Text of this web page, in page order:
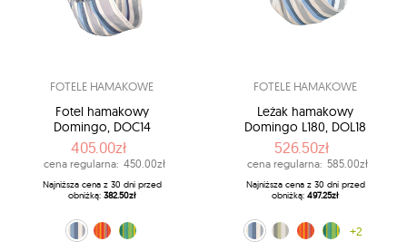
FOTELE HAMAKOWE
Fotel hamakowy
Domingo, DOC14
405.00zł
cena regularna: 450.00zł
Najniższa cena z 30 dni przed
obniżką: 382.50zł
biało-niebieski (13)
czerwono-pomarańczowy (28)
zielony (48)
FOTELE HAMAKOWE
Leżak hamakowy
Domingo L180, DOL18
526.50zł
cena regularna: 585.00zł
Najniższa cena z 30 dni przed
obniżką: 497.25zł
biało-niebieski (13)
biało-zielony (14)
czerwono-pomarańczowy (28)
zielony (48)
+2